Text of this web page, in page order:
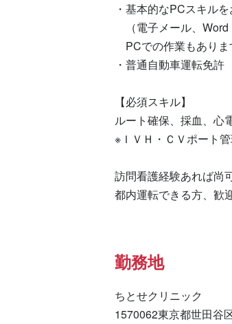
・基本的なPCスキル
（電子メール、Word
PCでの作業もありま
・普通自動車運転免許
【必須スキル】
ルート確保、採血、心
※ＩＶＨ・ＣＶポート
訪問看護経験あれば尚
都内運転できる方、歓
勤務地
ちとせクリニック
1570062東京都世田谷